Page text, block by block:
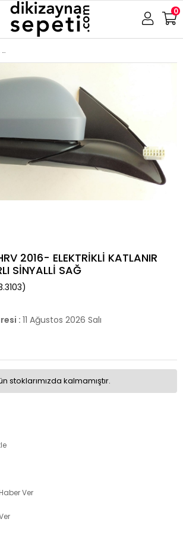
0
AYNA HONDA HRV 2016- ELEKTRİKLİ KATLANIR ISITMALI ASTARLI SİNYALLİ SAĞ
2016- ELEKTRİKLİ KATLANIR
SİNYALLİ SAĞ
: 11 Ağustos 2026 Salı
stoklarımızda kalmamıştır.
Ver